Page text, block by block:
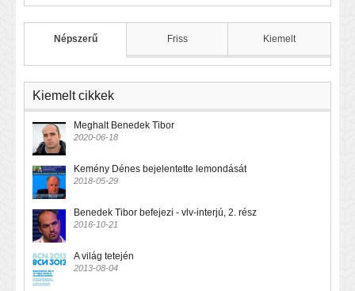
Népszerű Friss Kiemelt
Kiemelt cikkek
Meghalt Benedek Tibor
2020-06-18
Kemény Dénes bejelentette lemondását
2018-05-29
Benedek Tibor befejezi - vlv-interjú, 2. rész
2016-10-21
A világ tetején
2013-08-04